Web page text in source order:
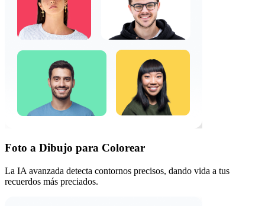
Foto a Dibujo para Colorear
La IA avanzada detecta contornos precisos, dando vida a tus
recuerdos más preciados.